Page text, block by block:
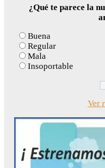
¿Qué te parece la
Buena
Regular
Mala
Insoportable
Ver